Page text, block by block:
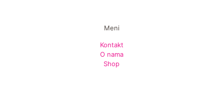
Meni
Kontakt
O nama
Shop